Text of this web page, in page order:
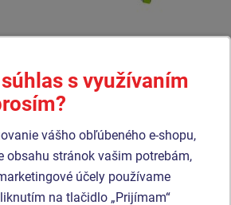
- celokovová, výška pádu 1,0 m, 1x
1 m). Na výber sú štyri farebné varianty
červená a limetková.
s využívaním
vášho obľúbeného e-shopu,
obsahu stránok vašim potrebám,
účely používame
na tlačidlo „Prijímam“